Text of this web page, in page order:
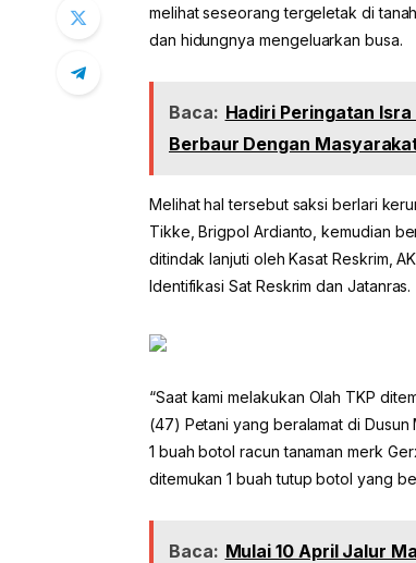
melihat seseorang tergeletak di
dan hidungnya mengeluarkan busa.
Baca: Hadiri Peringatan
Berbaur Dengan
Melihat hal tersebut saksi berlari
Tikke, Brigpol Ardianto, kemudian
ditindak lanjuti oleh Kasat Reskrim,
Identifikasi Sat Reskrim dan Jatanras.
“Saat kami melakukan Olah TKP
(47) Petani yang beralamat di
1 buah botol racun tanaman merk
ditemukan 1 buah tutup botol yang
Baca: Mulai 10 April Jalur